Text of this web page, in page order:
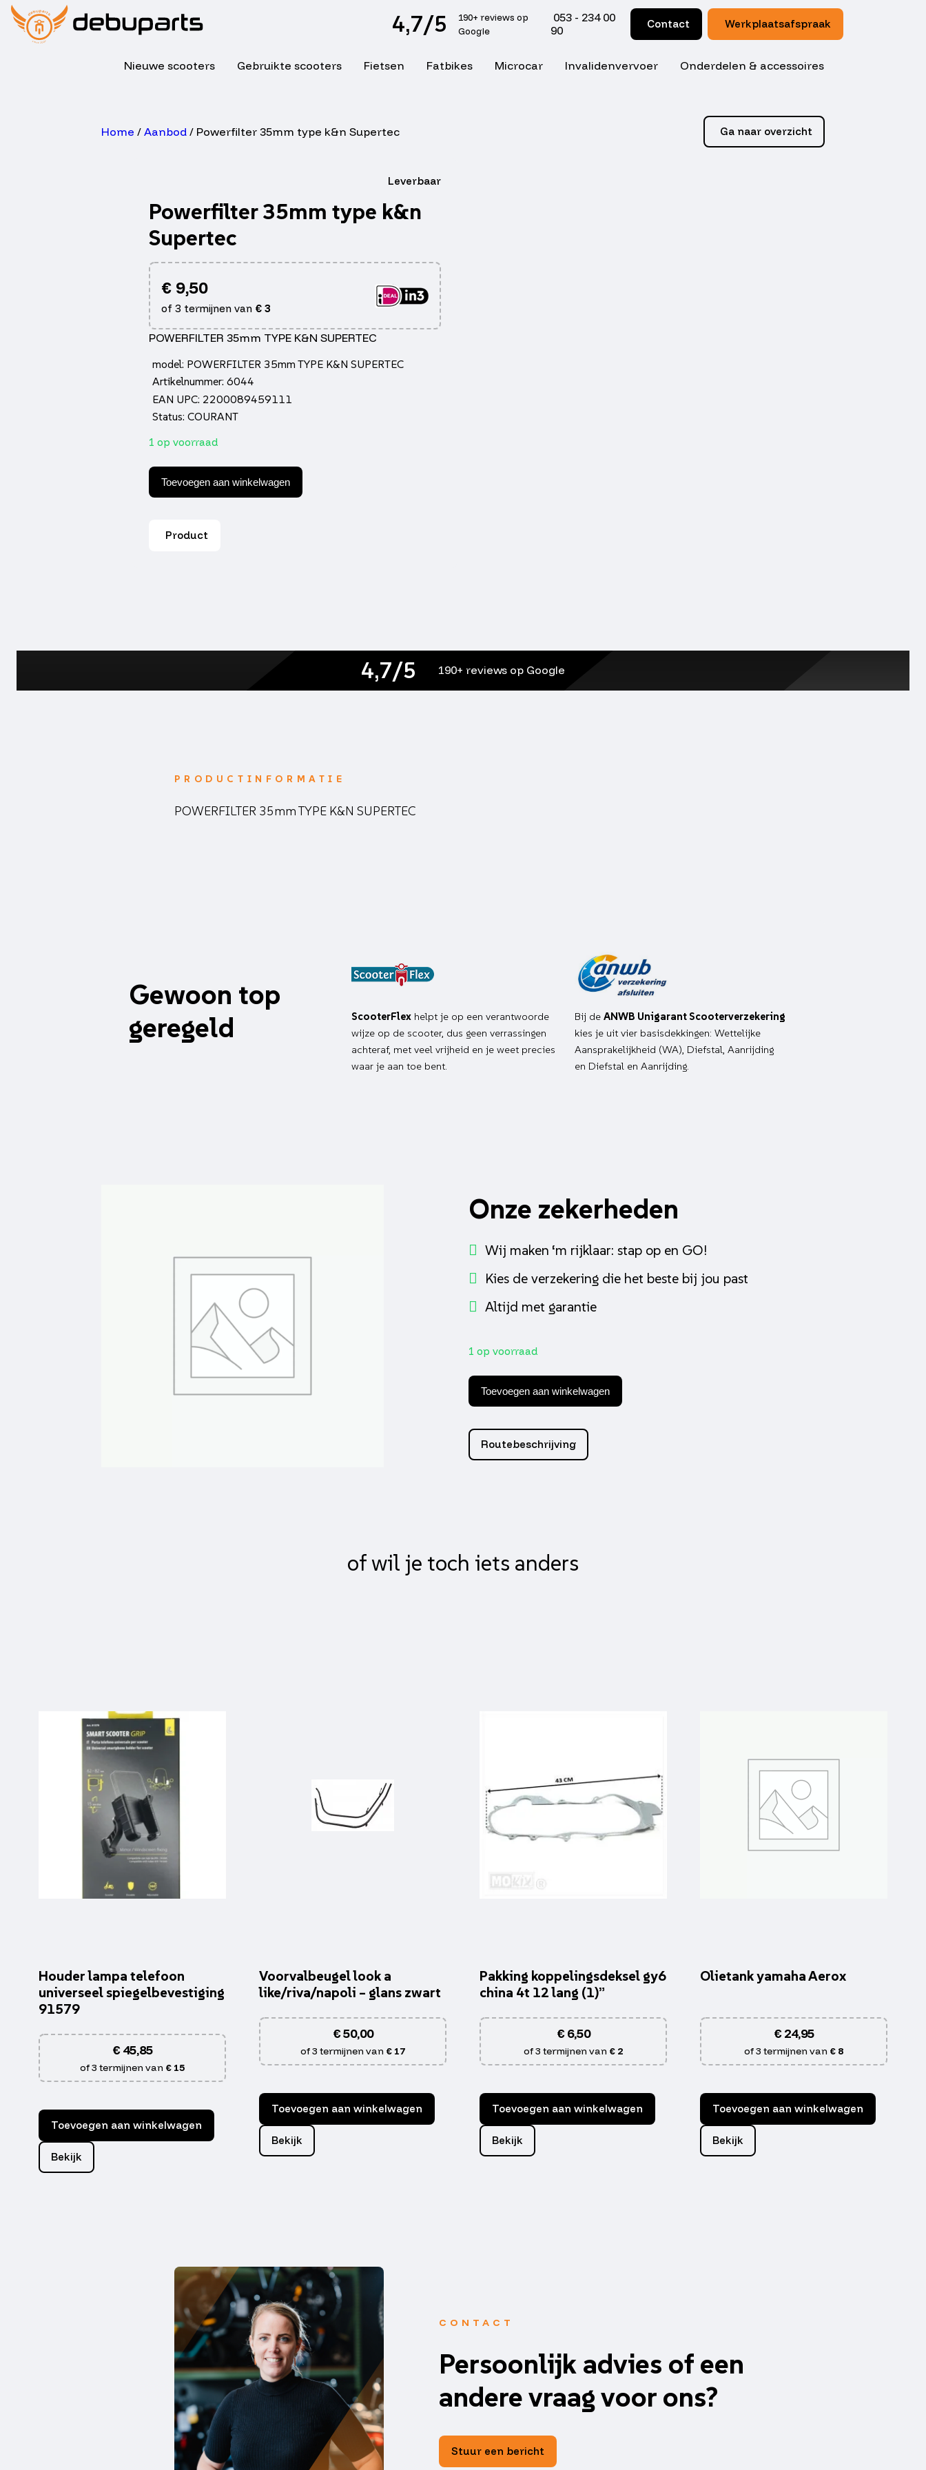
4,7/5
190+ reviews op
Google
053 - 234 00
90
Contact Werkplaatsafspraak
Nieuwe scooters Gebruikte scooters Fietsen Fatbikes Microcar Invalidenvervoer Onderdelen & accessoires
Home / Aanbod/ Powerfilter 35mm type k&n Supertec Ga naar overzicht
Leverbaar
Powerfilter 35mm type k&n
Supertec
€9,50
of 3 termijnen van €3
POWERFILTER 35mm TYPE K&N SUPERTEC
model: POWERFILTER 35mm TYPE K&N SUPERTEC
Artikelnummer: 6044
EAN UPC: 2200089459111
Status: COURANT
1 op voorraad
35mm
type
k&n
Toevoegen aan winkelwagen
Product
4,7/5 190+ reviews op Google
PRODUCTINFORMATIE
POWERFILTER 35mm TYPE K&N SUPERTEC
Gewoon top
geregeld
ScooterFlex helpt je op een verantwoorde
wijze op de scooter, dus geen verrassingen
achteraf, met veel vrijheid en je weet precies
waar je aan toe bent.
Bij de ANWB Unigarant Scooterverzekering
kies je uit vier basisdekkingen: Wettelijke
Aansprakelijkheid (WA), Diefstal, Aanrijding
en Diefstal en Aanrijding.
Onze zekerheden
Wij maken ‘m rijklaar: stap op en GO!
Kies de verzekering die het beste bij jou past
Altijd met garantie
1 op voorraad
35mm
type
k&n
aantal
Toevoegen aan winkelwagen
Routebeschrijving
of wil je toch iets anders
Houder lampa telefoon
universeel spiegelbevestiging
91579
€45,85
of 3 termijnen van € 15
Toevoegen aan winkelwagen
Bekijk
Voorvalbeugel look a
like/riva/napoli – glans zwart
€50,00
of 3 termijnen van € 17
Toevoegen aan winkelwagen
Bekijk
Pakking koppelingsdeksel gy6
china 4t 12 lang (1)”
€6,50
of 3 termijnen van € 2
Toevoegen aan winkelwagen
Bekijk
Olietank yamaha Aerox
€24,95
of 3 termijnen van € 8
Toevoegen aan winkelwagen
Bekijk
CONTACT
Persoonlijk advies of een
andere vraag voor ons?
Stuur een bericht